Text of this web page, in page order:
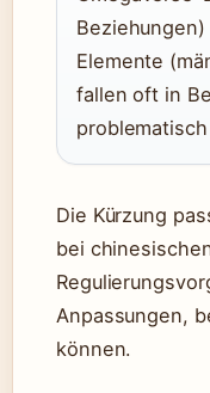
Elemente
fallen oft in
Die Kürzung
bei
Anpassungen,
können.